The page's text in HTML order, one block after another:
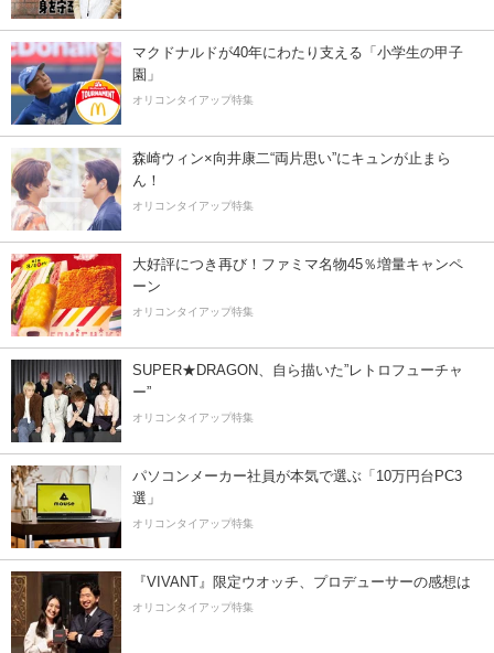
マクドナルドが40年にわたり支える「小学生の甲子
園」
オリコンタイアップ特集
森崎ウィン×向井康二“両片思い”にキュンが止まら
ん！
オリコンタイアップ特集
大好評につき再び！ファミマ名物45％増量キャンペ
ーン
オリコンタイアップ特集
SUPER★DRAGON、自ら描いた”レトロフューチャ
ー”
オリコンタイアップ特集
パソコンメーカー社員が本気で選ぶ「10万円台PC3
選」
オリコンタイアップ特集
『VIVANT』限定ウオッチ、プロデューサーの感想は
オリコンタイアップ特集